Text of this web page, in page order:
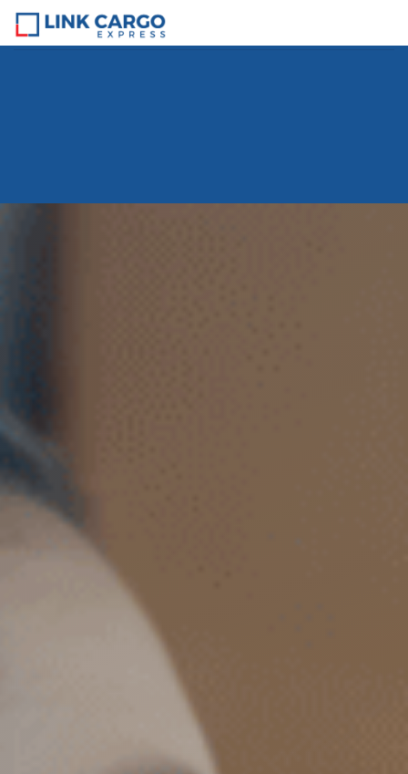
Home> Cara Kirim Barang